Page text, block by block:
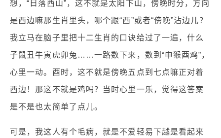
想，“日落西山”，这不就是太阳下山，傍晚时分，方向
是西边嘛那生肖里头，哪个跟“西”或者“傍晚”沾边儿？
我立马在脑子里把十二生肖的口诀给过了一遍，什么
子鼠丑牛寅虎卯兔……一路数下来，数到“申猴酉鸡”，
心里一动。酉时，这不就是傍晚五点到七点嘛正对着
西边！那这不就是鸡吗？当时心里一乐，觉得这答案
是不是也太简单了点儿。
可是，我这人有个毛病，就是不爱轻易下越是看起来